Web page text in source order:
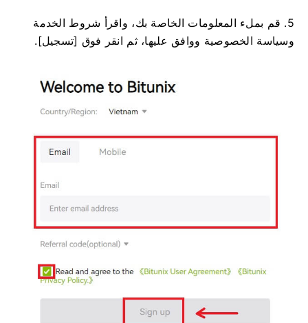
5. قم بملء المعلومات الخاصة بك، واقرأ شروط الخدمة
وسياسة الخصوصية ووافق عليها، ثم انقر فوق [تسجيل].